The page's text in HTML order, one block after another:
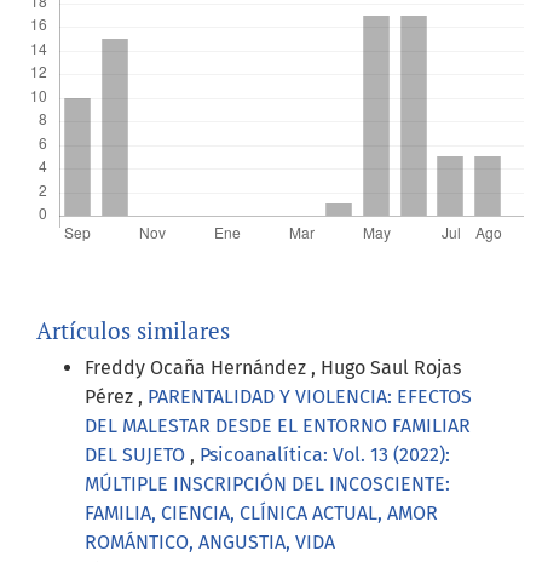
Artículos similares
Freddy Ocaña Hernández , Hugo Saul Rojas
Pérez , PARENTALIDAD Y VIOLENCIA: EFECTOS
DEL MALESTAR DESDE EL ENTORNO FAMILIAR
DEL SUJETO , Psicoanalítica: Vol. 13 (2022):
MÚLTIPLE INSCRIPCIÓN DEL INCOSCIENTE:
FAMILIA, CIENCIA, CLÍNICA ACTUAL, AMOR
ROMÁNTICO, ANGUSTIA, VIDA